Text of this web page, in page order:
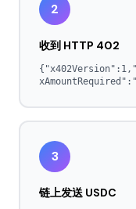
2
收到 HTTP 402
3
链上发送 USDC